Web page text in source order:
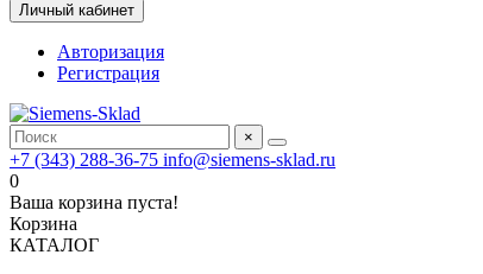
Личный кабинет
Авторизация
Регистрация
×
+7 (343) 288-36-75 info@siemens-sklad.ru
0
Ваша корзина пуста!
Корзина
КАТАЛОГ